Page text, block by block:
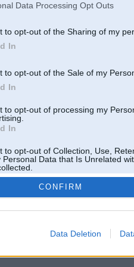
Data Processing Opt Outs
to opt-out of the Sharing of my
In
to opt-out of the Sale of my
In
to opt-out of processing my
In
to opt-out of Collection, Use,
Personal Data that Is Unrelated
Out
CONFIRM
Data Deletion
un nav saistīts ar